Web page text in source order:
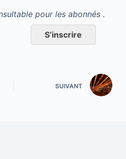
pour les abonnés .
S’inscrire
SUIVANT